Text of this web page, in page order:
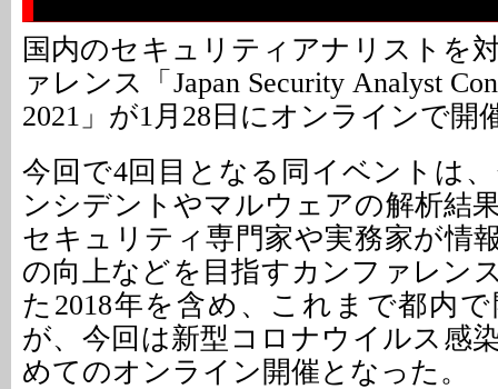
国内のセキュリティアナリストを
ァレンス「Japan Security Analyst
2021」が1月28日にオンラインで開
今回で4回目となる同イベントは
ンシデントやマルウェアの解析結
セキュリティ専門家や実務家が情
の向上などを目指すカンファレン
た2018年を含め、これまで都内
が、今回は新型コロナウイルス感
めてのオンライン開催となった。